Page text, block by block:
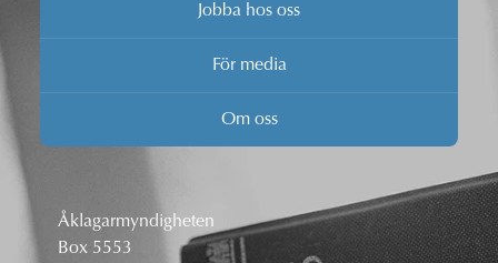
Jobba hos oss
För media
Om oss
Åklagarmyndigheten
Box 5553